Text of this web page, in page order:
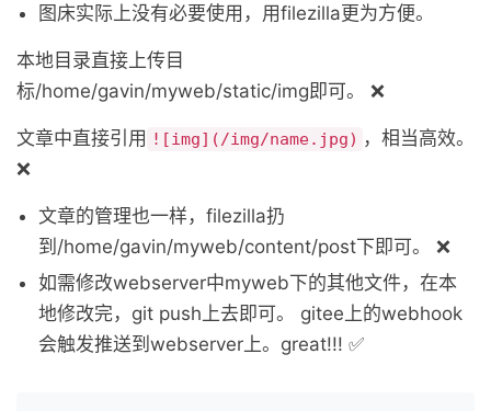
图床实际上没有必要使用，用filezilla更为方便。
本地目录直接上传目
标/home/gavin/myweb/static/img即可。 ❌
文章中直接引用 ![img](/img/name.jpg) ，相当高效。
❌
文章的管理也一样，filezilla扔
到/home/gavin/myweb/content/post下即可。 ❌
如需修改webserver中myweb下的其他文件，在本
地修改完，git push上去即可。 gitee上的webhook
会触发推送到webserver上。great!!! ✅